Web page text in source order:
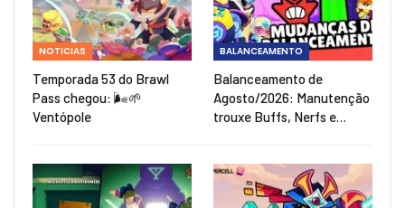
NOTICIAS
Temporada 53 do Brawl
Pass chegou: 🌬️🌱
Ventópole
BALANCEAMENTO
Balanceamento de
Agosto/2026: Manutenção
trouxe Buffs, Nerfs e…